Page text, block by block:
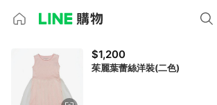
$1,200
茱麗葉蕾絲洋裝(二色)